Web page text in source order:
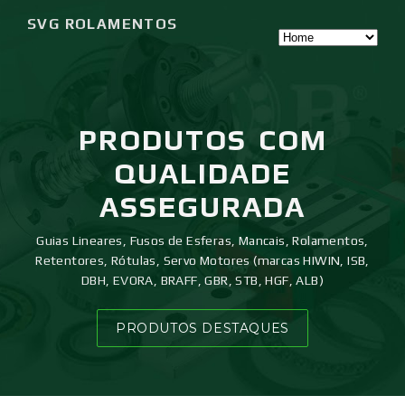
SVG ROLAMENTOS
PRODUTOS COM
QUALIDADE
ASSEGURADA
Guias Lineares, Fusos de Esferas, Mancais, Rolamentos,
Retentores, Rótulas, Servo Motores (marcas HIWIN, ISB,
DBH, EVORA, BRAFF, GBR, STB, HGF, ALB)
PRODUTOS DESTAQUES